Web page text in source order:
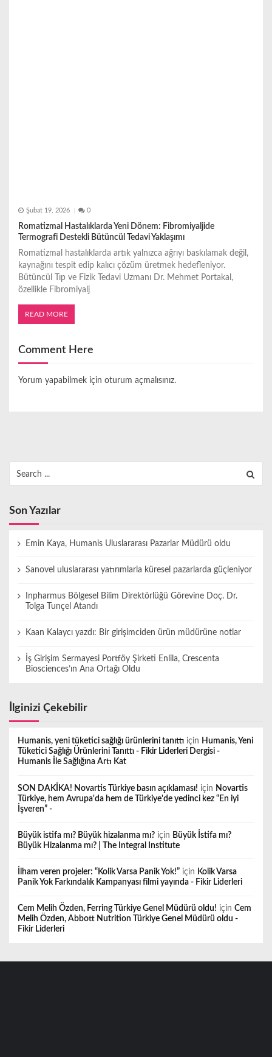
Şubat 19, 2026 0
Romatizmal Hastalıklarda Yeni Dönem: Fibromiyaljide
Termografi Destekli Bütüncül Tedavi Yaklaşımı
Romatizmal hastalıklarda artık yalnızca ağrıyı baskılamak değil,
kaynağını tespit edip kalıcı çözüm üretmek hedefleniyor.
Bütüncül Tıp ve Fizik Tedavi Uzmanı Dr. Mehmet Portakal,
özellikle Fibromiyalj
READ MORE
Comment Here
Yorum yapabilmek için oturum açmalısınız.
for:
Son Yazılar
Emin Kaya, Humanis Uluslararası Pazarlar Müdürü oldu
Sanovel uluslararası yatırımlarla küresel pazarlarda güçleniyor
Inpharmus Bölgesel Bilim Direktörlüğü Görevine Doç. Dr.
Tolga Tunçel Atandı
Kaan Kalaycı yazdı: Bir girişimciden ürün müdürüne notlar
İş Girişim Sermayesi Portföy Şirketi Enlila, Crescenta
Biosciences’ın Ana Ortağı Oldu
İlginizi Çekebilir
Humanis, yeni tüketici sağlığı ürünlerini tanıttı için Humanis, Yeni
Tüketici Sağlığı Ürünlerini Tanıttı - Fikir Liderleri Dergisi -
Humanis İle Sağlığına Artı Kat
SON DAKİKA! Novartis Türkiye basın açıklaması! için Novartis
Türkiye, hem Avrupa'da hem de Türkiye'de yedinci kez “En iyi
İşveren” -
Büyük istifa mı? Büyük hizalanma mı? için Büyük İstifa mı?
Büyük Hizalanma mı? | The Integral Institute
İlham veren projeler: “Kolik Varsa Panik Yok!” için Kolik Varsa
Panik Yok Farkındalık Kampanyası filmi yayında - Fikir Liderleri
Cem Melih Özden, Ferring Türkiye Genel Müdürü oldu! için Cem
Melih Özden, Abbott Nutrition Türkiye Genel Müdürü oldu -
Fikir Liderleri